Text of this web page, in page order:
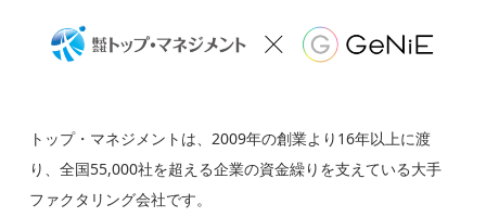
トップ・マネジメントは、2009年の創業より16年以上に渡
り、全国55,000社を超える企業の資金繰りを支えている大手
ファクタリング会社です。